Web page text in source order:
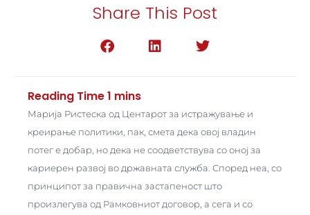
Share This Post
Марија Ристеска од Центарот за истражување и
креирање политики, пак, смета дека овој владин
потег е добар, но дека не соодветствува со оној за
кариерен развој во државната служба. Според неа, со
принципот за правична застапеност што
произлегува од Рамковниот договор, а сега и со